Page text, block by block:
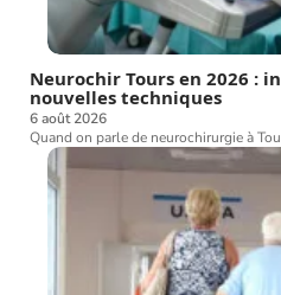
Neurochir Tours en 2026 :
nouvelles techniques
6 août 2026
Quand on parle de neurochirurgie à